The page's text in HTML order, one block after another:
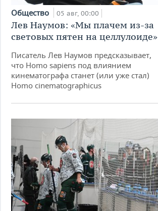
Общество 05 авг, 00:00
Лев Наумов: «Мы плачем из-за
световых пятен на целлулоиде»
Писатель Лев Наумов предсказывает,
что Homo sapiens под влиянием
кинематографа станет (или уже стал)
Homo cinematographicus